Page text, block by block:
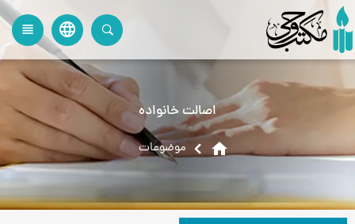
language
view_headline
اصالت خانواده
home موضوعات